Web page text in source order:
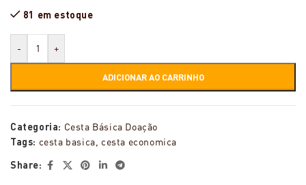
81 em estoque
- +
ADICIONAR AO CARRINHO
Categoria: Cesta Básica Doação
Tags: cesta basica, cesta economica
Share: